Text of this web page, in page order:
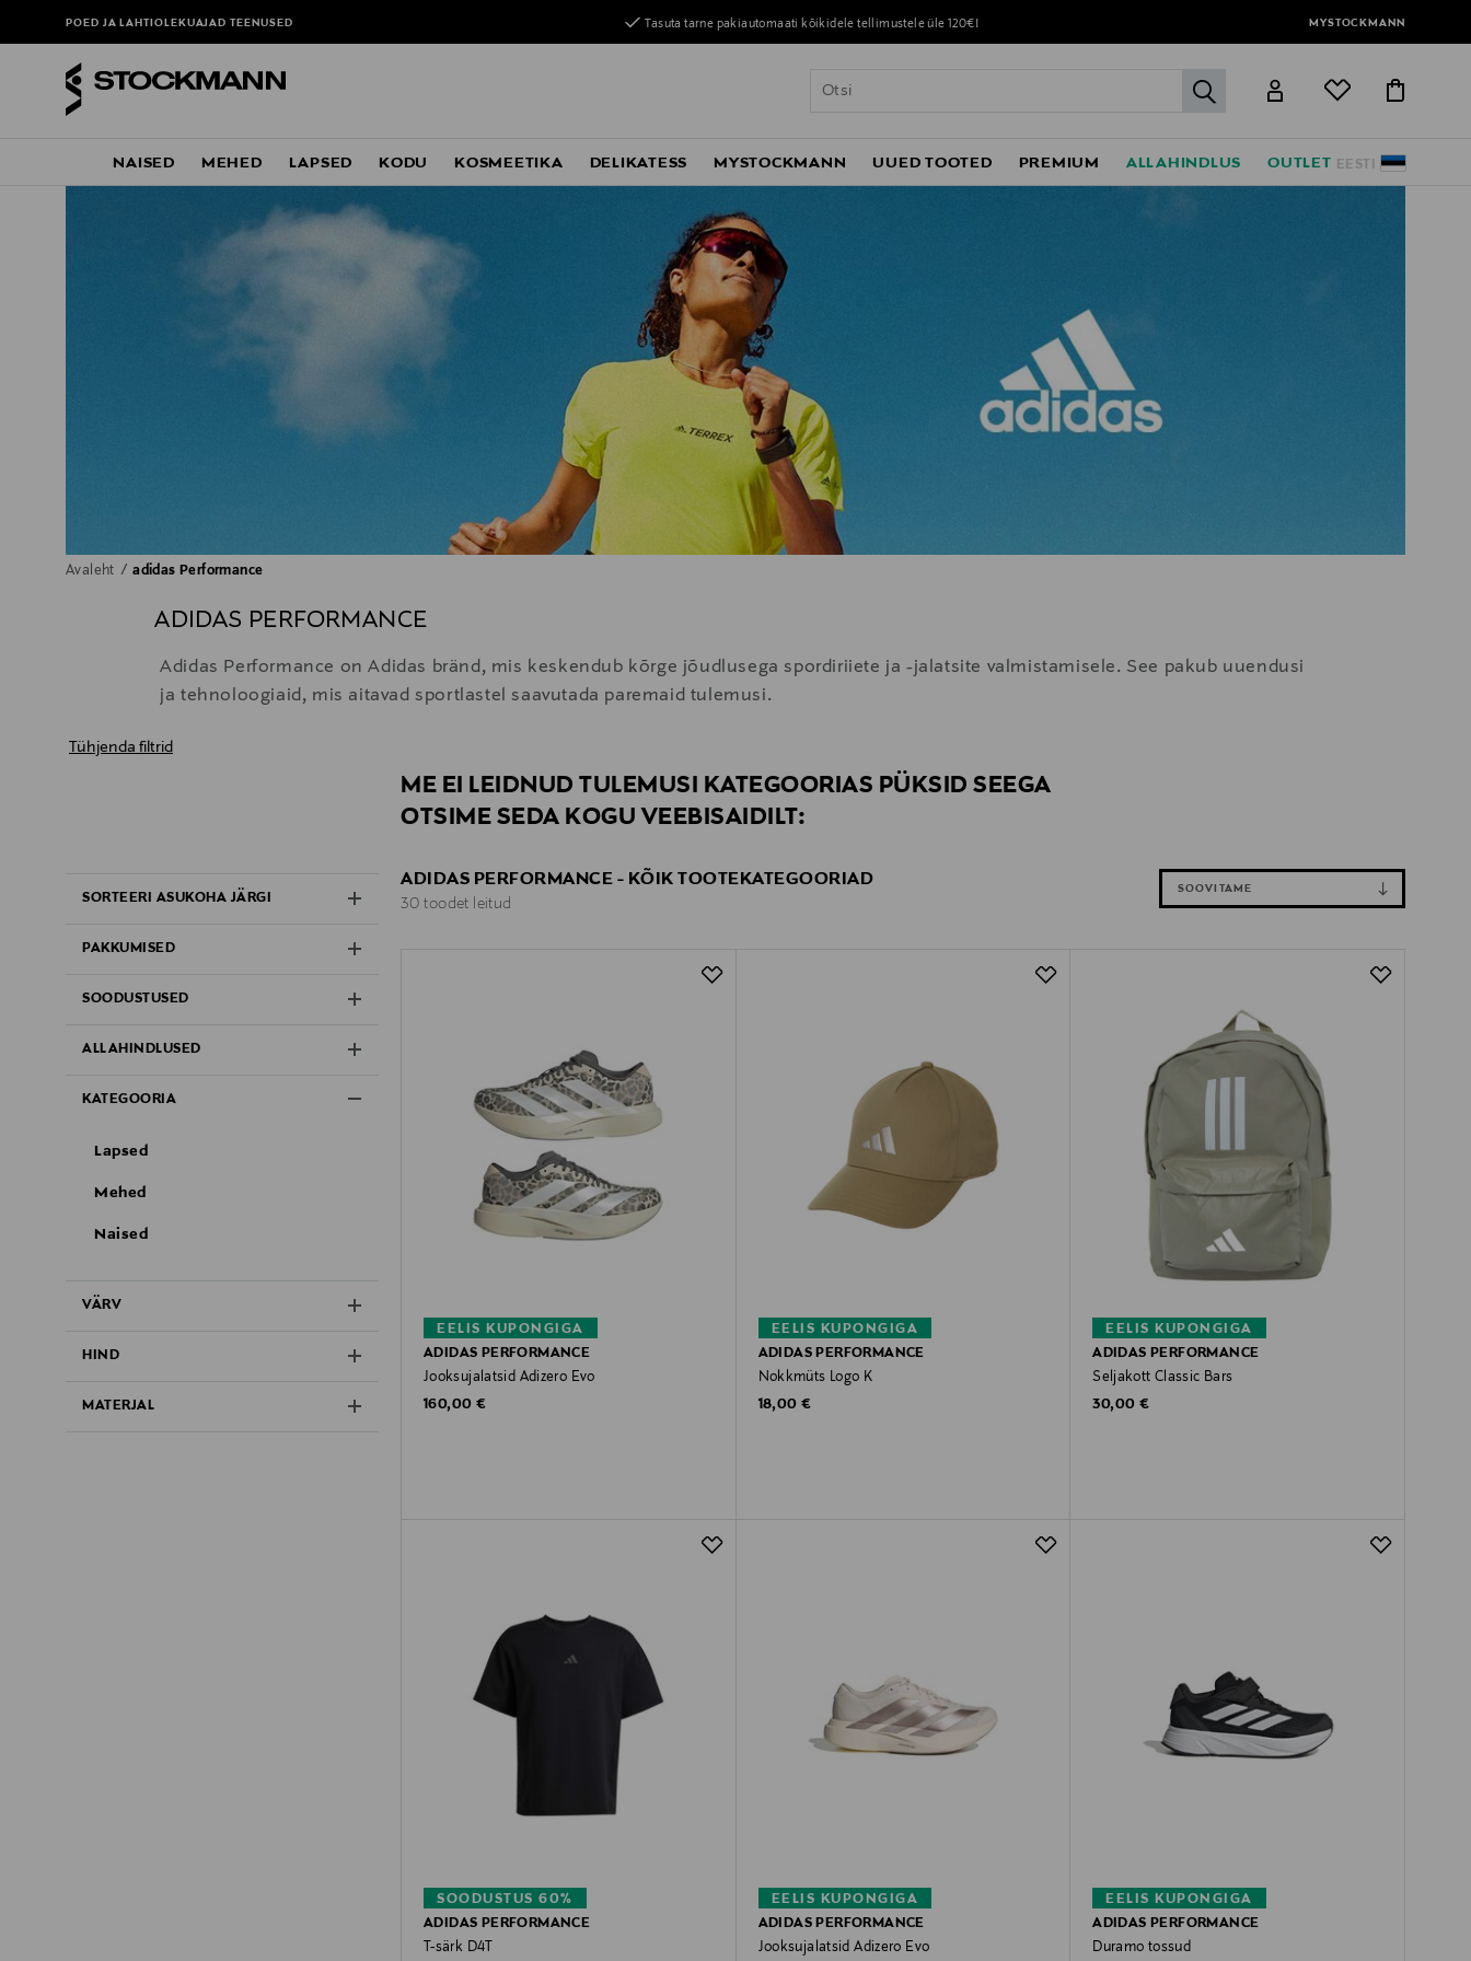
POED JA LAHTIOLEKUAJADTEENUSED Tasuta tarne pakiautomaati kõikidele tellimustele üle 120€! MYSTOCKMANN
label.header.go
EESTI
NAISED MEHED LAPSED KODU KOSMEETIKA DELIKATESS MYSTOCKMANN UUED TOOTED PREMIUM ALLAHINDLUS OUTLET
Avaleht adidas Performance
ADIDAS PERFORMANCE
Adidas Performance on Adidas bränd, mis keskendub kõrge jõudlusega spordiriiete ja -jalatsite valmistamisele. See pakub uuendusi
ja tehnoloogiaid, mis aitavad sportlastel saavutada paremaid tulemusi.
Tühjenda filtrid
SORTEERI ASUKOHA JÄRGI
PAKKUMISED
SOODUSTUSED
ALLAHINDLUSED
KATEGOORIA
Lapsed
Mehed
Naised
VÄRV
HIND
MATERJAL
ME EI LEIDNUD TULEMUSI KATEGOORIAS PÜKSID SEEGA
OTSIME SEDA KOGU VEEBISAIDILT:
ADIDAS PERFORMANCE - KÕIK TOOTEKATEGOORIAD
30 toodet leitud
SOOVITAME
EELIS KUPONGIGA
ADIDAS PERFORMANCE
Jooksujalatsid Adizero Evo
Original Price
160,00 €
EELIS KUPONGIGA
ADIDAS PERFORMANCE
Nokkmüts Logo K
Original Price
18,00 €
EELIS KUPONGIGA
ADIDAS PERFORMANCE
Seljakott Classic Bars
Original Price
30,00 €
SOODUSTUS 60%
ADIDAS PERFORMANCE
T-särk D4T
EELIS KUPONGIGA
ADIDAS PERFORMANCE
Jooksujalatsid Adizero Evo
EELIS KUPONGIGA
ADIDAS PERFORMANCE
Duramo tossud